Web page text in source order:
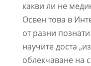
какви ли не
Освен това в
от разни
научите доста
облекчаване на